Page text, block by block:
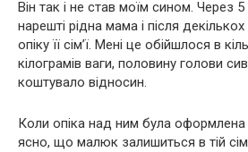
Він так і не став моїм сином. Через
нарешті рідна мама і після
опіку її сім’ї. Мені це обійшлося в
кілограмів ваги, половину голови
коштувало відносин.
Коли опіка над ним була оформлена
ясно, що малюк залишиться в тій